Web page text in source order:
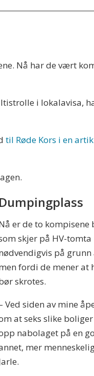
Nå har de vært
i lokalavisa,
til Røde Kors i en
Dumpingplass
er de to
skjer på HV-
på grunn
fordi de mener at
skrotes.
Ved siden av mine
at seks slike
nabolaget på en
mer